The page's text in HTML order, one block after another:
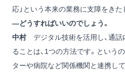
応」という本来の業務に支障をきた
―どうすればいいのでしょう。
中村デジタル技術を活用し、通話
ることは、1つの方法です。という
ターや病院など関係機関と連携し